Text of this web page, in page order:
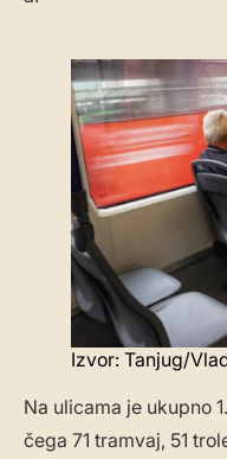
Izvor: Tanjug/
Na ulicama je ukupno
čega 71 tramvaj, 51